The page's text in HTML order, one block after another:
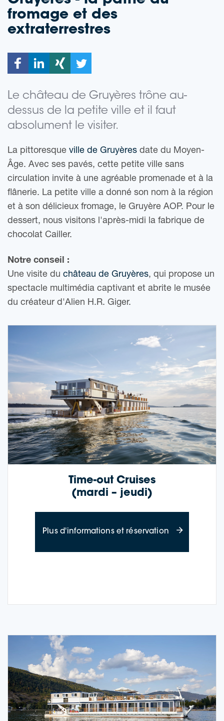
fromage et des
extraterrestres
Le château de Gruyères trône au-
dessus de la petite ville et il faut
absolument le visiter.
La pittoresque ville de Gruyères date du Moyen-
Âge. Avec ses pavés, cette petite ville sans
circulation invite à une agréable promenade et à la
flânerie. La petite ville a donné son nom à la région
et à son délicieux fromage, le Gruyère AOP. Pour le
dessert, nous visitons l'après-midi la fabrique de
chocolat Cailler.
Notre conseil :
Une visite du château de Gruyères, qui propose un
spectacle multimédia captivant et abrite le musée
du créateur d'Alien H.R. Giger.
Time-out Cruises
(mardi – jeudi)
Plus d'informations et réservationà propos des